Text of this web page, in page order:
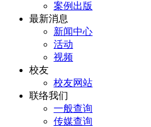
案例出版
最新消息
新闻中心
活动
视频
校友
校友网站
联络我们
一般查询
传媒查询